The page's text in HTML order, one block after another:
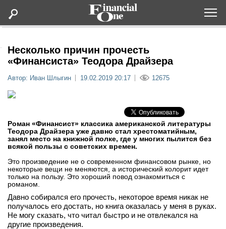
Статьи
Lifestyle
Новости
Интервью
Несколько причин прочесть
«Финансиста» Теодора Драйзера
Автор: Иван Шлыгин 19.02.2019 20:17 12675
Роман «Финансист» классика американской литературы
Теодора Драйзера уже давно стал хрестоматийным,
занял место на книжной полке, где у многих пылится без
всякой пользы с советских времен.
Это произведение не о современном финансовом рынке, но
некоторые вещи не меняются, а исторический колорит идет
только на пользу. Это хороший повод ознакомиться с
романом.
Давно собирался его прочесть, некоторое время никак не
получалось его достать, но книга оказалась у меня в руках.
Не могу сказать, что читал быстро и не отвлекался на
другие произведения.